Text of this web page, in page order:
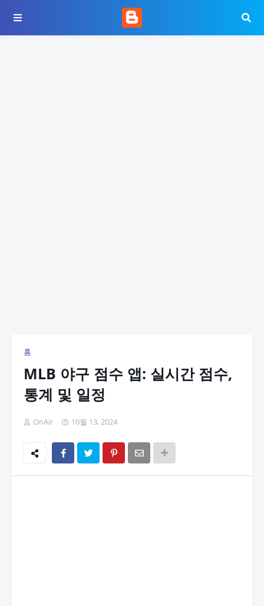
홈
MLB 야구 점수 앱: 실시간 점수,
통계 및 일정
OnAir 10월 13, 2024